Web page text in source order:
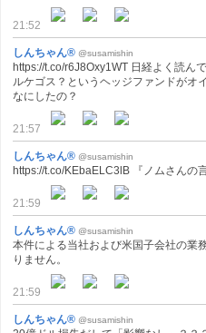
21:52
しんちゃん® @susamishin
https://t.co/r6J8Oxy1WT 日経よく読ん
ルケゴス？というヘッジファンドがオ
なにしたの？
21:57
しんちゃん® @susamishin
https://t.co/KEbaELC3lB 『ノムさんの言
21:59
しんちゃん® @susamishin
本件による当社および米国子会社の業
りません。
21:59
しんちゃん® @susamishin